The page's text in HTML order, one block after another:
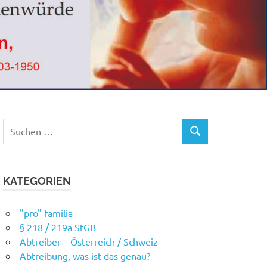
Suchen
SUCHEN
KATEGORIEN
"pro" familia
§ 218 / 219a StGB
Abtreiber – Österreich / Schweiz
Abtreibung, was ist das genau?